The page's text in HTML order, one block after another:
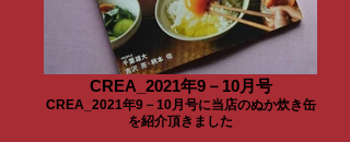
CREA_2021年9－10月号
CREA_2021年9－10月号に当店のぬか炊き缶
を紹介頂きました